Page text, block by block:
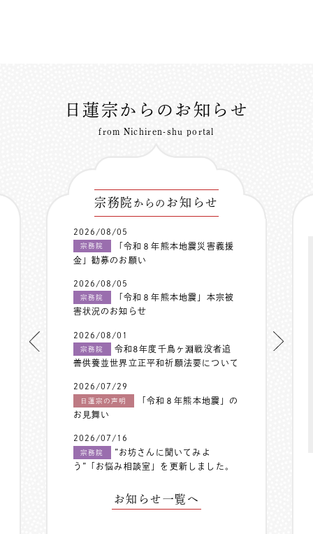
日蓮宗からのお知らせ
from Nichiren-shu portal
宗務院 からの お知らせ
2026/08/05
宗務院
「令和８年熊本地震災害義援
金」勧募のお願い
2026/08/05
宗務院
「令和８年熊本地震」本宗被
害状況のお知らせ
2026/08/01
宗務院
令和8年度千鳥ヶ淵戦没者追
善供養並世界立正平和祈願法要について
2026/07/29
日蓮宗の声明
「令和８年熊本地震」の
お見舞い
2026/07/16
宗務院
”お坊さんに聞いてみよ
う”「お悩み相談室」を更新しました。
お知らせ一覧へ